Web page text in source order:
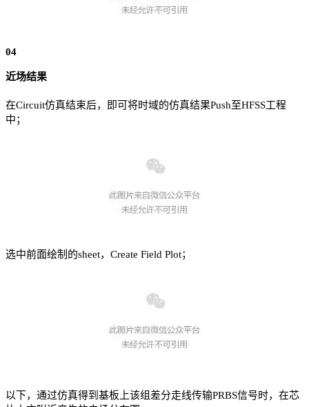
04
近场结果
在Circuit仿真结束后，即可将时域的仿真结果Push至HFSS工程
中；
选中前面绘制的sheet，Create Field Plot；
以下，通过仿真得到基板上该组差分走线传输PRBS信号时，在芯